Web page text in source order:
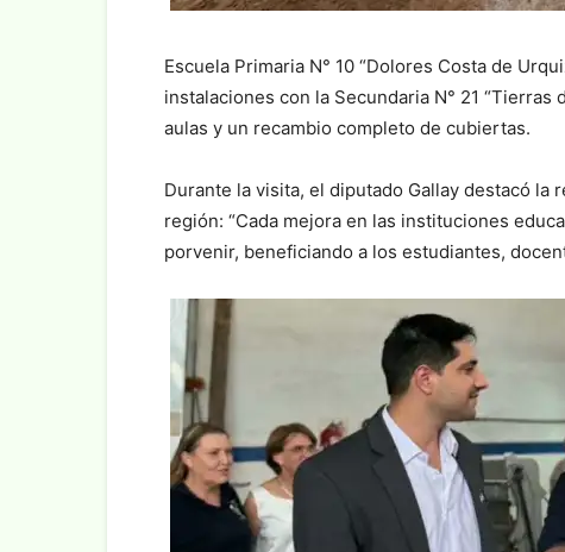
Escuela Primaria N° 10 “Dolores Costa de
instalaciones con la Secundaria N° 21
aulas y un recambio completo de cubiertas.⁣
Durante la visita, el diputado Gallay destacó
región: “Cada mejora en las instituciones
porvenir, beneficiando a los estudiantes,